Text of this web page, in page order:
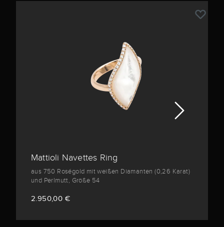
Mattioli Navettes Ring
aus 750 Roségold mit weißen Diamanten (0,26 Karat)
und Perlmutt, Größe 54
2.950,00 €